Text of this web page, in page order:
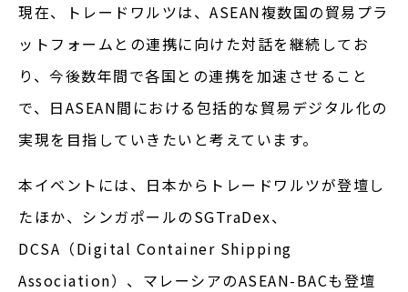
現在、トレードワルツは、ASEAN複数国の貿易プラ
ットフォームとの連携に向けた対話を継続してお
り、今後数年間で各国との連携を加速させること
で、日ASEAN間における包括的な貿易デジタル化の
実現を目指していきたいと考えています。
本イベントには、日本からトレードワルツが登壇し
たほか、シンガポールのSGTraDex、
DCSA（Digital Container Shipping
Association）、マレーシアのASEAN-BACも登壇